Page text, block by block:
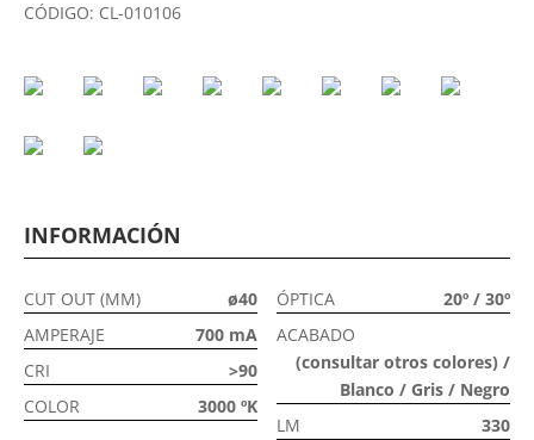
CÓDIGO: CL-010106
INFORMACIÓN
CUT OUT (MM)
ø40
AMPERAJE
700 mA
CRI
>90
COLOR
3000 ºK
ÓPTICA
20º / 30º
ACABADO
(consultar otros colores) /
Blanco / Gris / Negro
LM
330